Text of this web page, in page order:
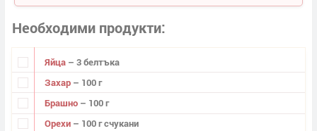
Необходими продукти
Яйца – 3 белтъка
Захар – 100 г
Брашно – 100 г
Орехи – 100 г счукани